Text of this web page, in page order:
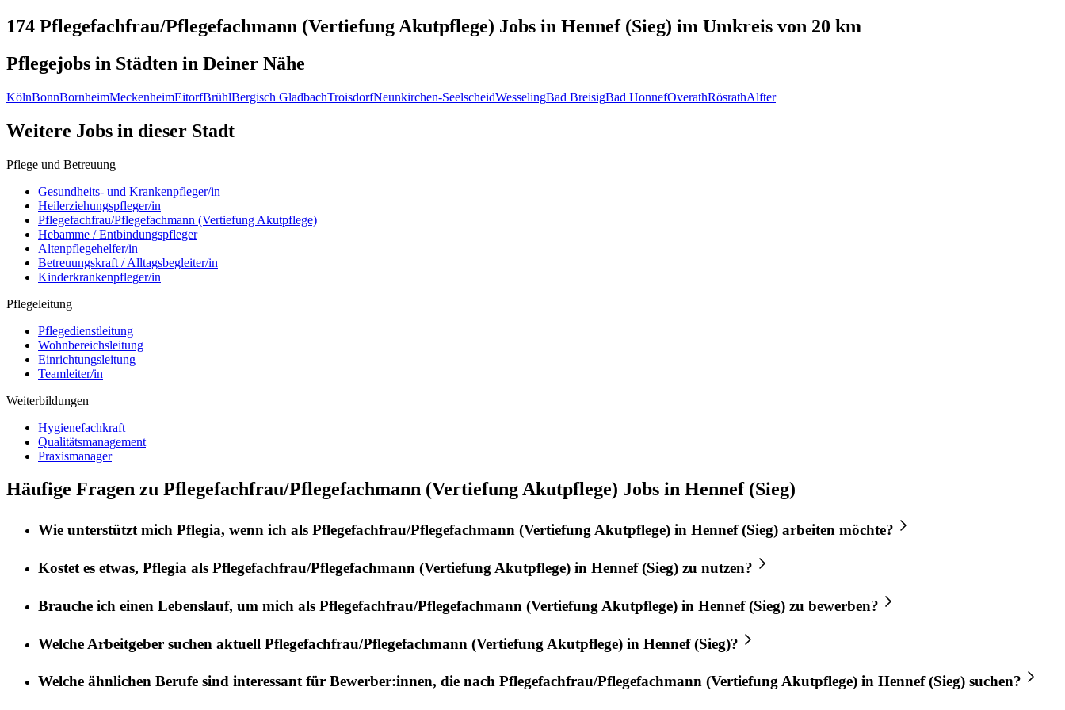
174 Pflegefachfrau/Pflegefachmann (Vertiefung Akutpflege) Jobs in Hennef (Sieg) im Umkreis von 20 km
Pflegejobs in Städten in Deiner Nähe
KölnBonnBornheimMeckenheimEitorfBrühlBergisch GladbachTroisdorfNeunkirchen-SeelscheidWesselingBad BreisigBad HonnefOverathRösrathAlfter
Weitere Jobs in dieser Stadt
Pflege und Betreuung
Gesundheits- und Krankenpfleger/in
Heilerziehungspfleger/in
Pflegefachfrau/Pflegefachmann (Vertiefung Akutpflege)
Hebamme / Entbindungspfleger
Altenpflegehelfer/in
Betreuungskraft / Alltagsbegleiter/in
Kinderkrankenpfleger/in
Pflegeleitung
Pflegedienstleitung
Wohnbereichsleitung
Einrichtungsleitung
Teamleiter/in
Weiterbildungen
Hygienefachkraft
Qualitätsmanagement
Praxismanager
Häufige Fragen zu Pflegefachfrau/Pflegefachmann (Vertiefung Akutpflege) Jobs in Hennef (Sieg)
Wie unterstützt mich Pflegia, wenn ich als Pflegefachfrau/Pflegefachmann (Vertiefung Akutpflege) in Hennef (Sieg) arbeiten möchte?
Kostet es etwas, Pflegia als Pflegefachfrau/Pflegefachmann (Vertiefung Akutpflege) in Hennef (Sieg) zu nutzen?
Brauche ich einen Lebenslauf, um mich als Pflegefachfrau/Pflegefachmann (Vertiefung Akutpflege) in Hennef (Sieg) zu bewerben?
Welche Arbeitgeber suchen aktuell Pflegefachfrau/Pflegefachmann (Vertiefung Akutpflege) in Hennef (Sieg)?
Welche ähnlichen Berufe sind interessant für Bewerber:innen, die nach Pflegefachfrau/Pflegefachmann (Vertiefung Akutpflege) in Hennef (Sieg) suchen?